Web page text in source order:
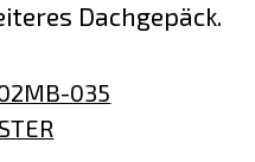
Dachgepäck.
035